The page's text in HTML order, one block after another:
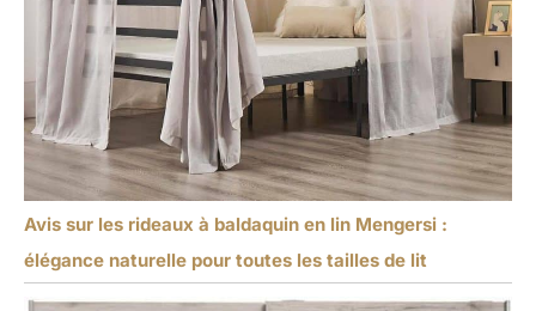
Avis sur les rideaux à baldaquin en lin Mengersi :
élégance naturelle pour toutes les tailles de lit